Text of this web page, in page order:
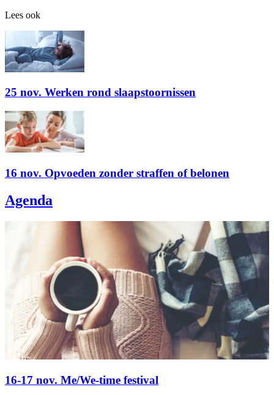
Lees ook
25 nov. Werken rond slaapstoornissen
16 nov. Opvoeden zonder straffen of belonen
Agenda
16-17 nov. Me/We-time festival